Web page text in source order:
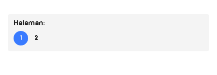
Halaman:
1 2